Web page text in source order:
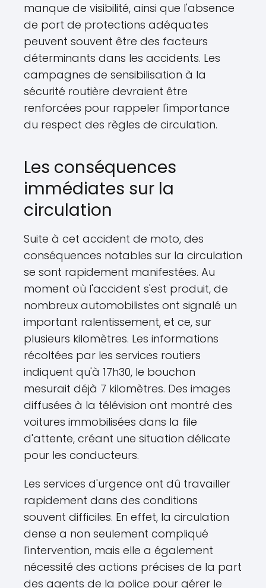
manque de visibilité, ainsi que l'absence
de port de protections adéquates
peuvent souvent être des facteurs
déterminants dans les accidents. Les
campagnes de sensibilisation à la
sécurité routière devraient être
renforcées pour rappeler l'importance
du respect des règles de circulation.
Les conséquences
immédiates sur la
circulation
Suite à cet accident de moto, des
conséquences notables sur la circulation
se sont rapidement manifestées. Au
moment où l'accident s'est produit, de
nombreux automobilistes ont signalé un
important ralentissement, et ce, sur
plusieurs kilomètres. Les informations
récoltées par les services routiers
indiquent qu'à 17h30, le bouchon
mesurait déjà 7 kilomètres. Des images
diffusées à la télévision ont montré des
voitures immobilisées dans la file
d'attente, créant une situation délicate
pour les conducteurs.
Les services d'urgence ont dû travailler
rapidement dans des conditions
souvent difficiles. En effet, la circulation
dense a non seulement compliqué
l'intervention, mais elle a également
nécessité des actions précises de la part
des agents de la police pour gérer le